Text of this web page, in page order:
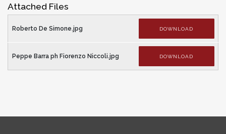
Attached Files
Roberto De Simone.jpg DOWNLOAD
Peppe Barra ph Fiorenzo Niccoli.jpg DOWNLOAD